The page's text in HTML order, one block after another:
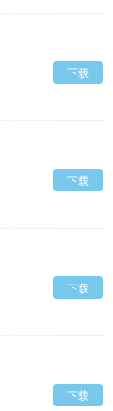
下载
下载
下载
下载